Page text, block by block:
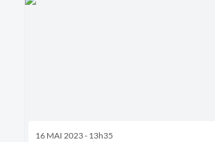
16 MAI 2023 - 13h35